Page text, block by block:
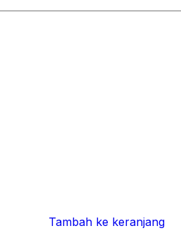
Tambah ke keranjang